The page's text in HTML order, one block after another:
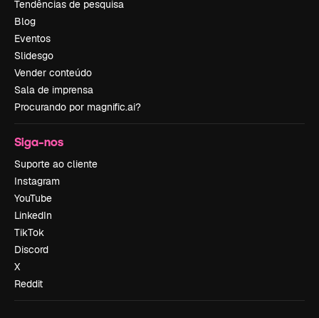
Tendências de pesquisa
Blog
Eventos
Slidesgo
Vender conteúdo
Sala de imprensa
Procurando por magnific.ai?
Siga-nos
Suporte ao cliente
Instagram
YouTube
LinkedIn
TikTok
Discord
X
Reddit